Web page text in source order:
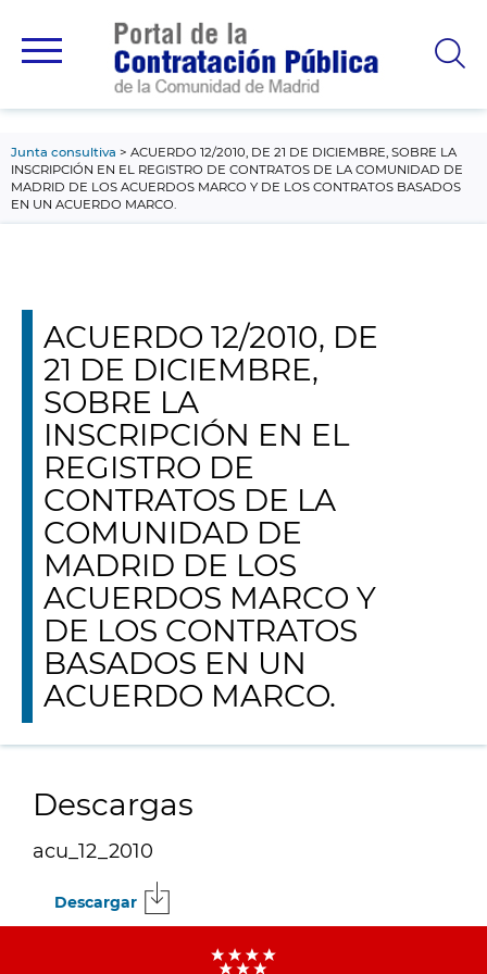
principal
Junta consultiva
ACUERDO 12/2010, DE 21 DE DICIEMBRE, SOBRE LA
INSCRIPCIÓN EN EL REGISTRO DE CONTRATOS DE LA COMUNIDAD DE
MADRID DE LOS ACUERDOS MARCO Y DE LOS CONTRATOS BASADOS
EN UN ACUERDO MARCO.
ACUERDO 12/2010, DE
21 DE DICIEMBRE,
SOBRE LA
INSCRIPCIÓN EN EL
REGISTRO DE
CONTRATOS DE LA
COMUNIDAD DE
MADRID DE LOS
ACUERDOS MARCO Y
DE LOS CONTRATOS
BASADOS EN UN
ACUERDO MARCO.
Descargas
acu_12_2010
Descargar